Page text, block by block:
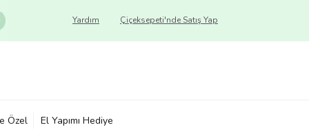
Çiçeksepeti'nde Satış Yap
Yardım
Özel El Yapımı Hediye